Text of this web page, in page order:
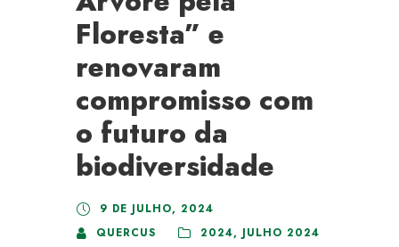
Floresta” e
renovaram
compromisso com
o futuro da
biodiversidade
9 DE JULHO, 2024
QUERCUS
2024, JULHO 2024